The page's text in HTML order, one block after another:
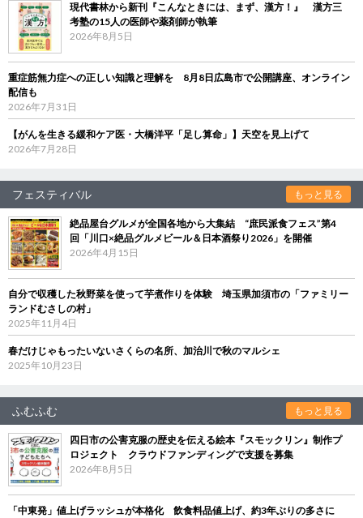
現代書林から新刊『こんなときには、まず、漢方！』 漢方三
考塾の15人の医師や薬剤師が執筆
2026年8月5日
重症筋無力症への正しい知識と理解を 8月8日広島市で公開講座、オンライン
配信も
2026年7月31日
【がんを生きる緩和ケア医・大橋洋平「足し算命」】天空を見上げて
2026年7月28日
フェスティバル もっと見る
絶品屋台グルメが全国各地から大集結 “庶民派食フェス”第4
回「川口×絶品グルメビール＆日本酒祭り2026」を開催
2026年4月15日
自分で収穫した秋野菜を使って芋煮作りを体験 埼玉県加須市の「ファミリー
ランドむさしの村」
2025年11月4日
春だけじゃもったいないさくらの名所、加治川で秋のマルシェ
2025年10月23日
ふむふむ もっと見る
四日市の公害克服の歴史を伝える絵本『スモックリン』制作プ
ロジェクト クラウドファンディングで支援を募集
2026年8月5日
「中東発」値上げラッシュが本格化 飲食料品値上げ、約3年ぶりの多さに